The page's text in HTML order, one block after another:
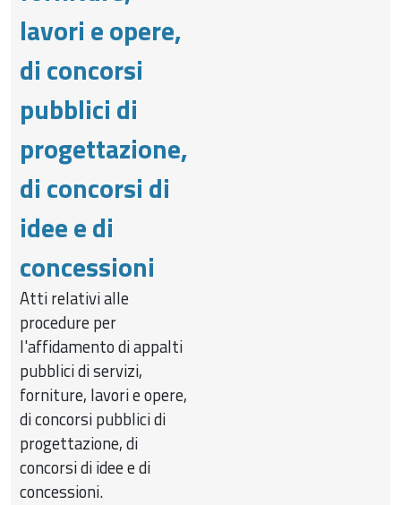
lavori e opere,
di concorsi
pubblici di
progettazione,
di concorsi di
idee e di
concessioni
Atti relativi alle
procedure per
l'affidamento di appalti
pubblici di servizi,
forniture, lavori e opere,
di concorsi pubblici di
progettazione, di
concorsi di idee e di
concessioni.